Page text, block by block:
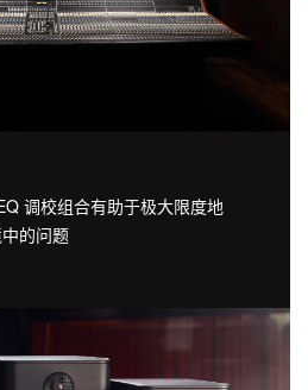
调校组合有助于极大限度地
的问题